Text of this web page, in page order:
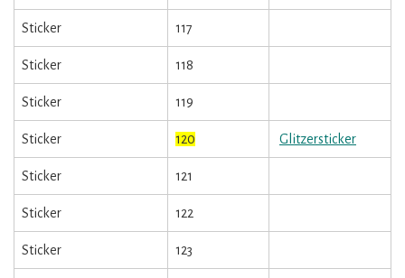
Sticker 117
Sticker 118
Sticker 119
Sticker 120 Glitzersticker
Sticker 121
Sticker 122
Sticker 123